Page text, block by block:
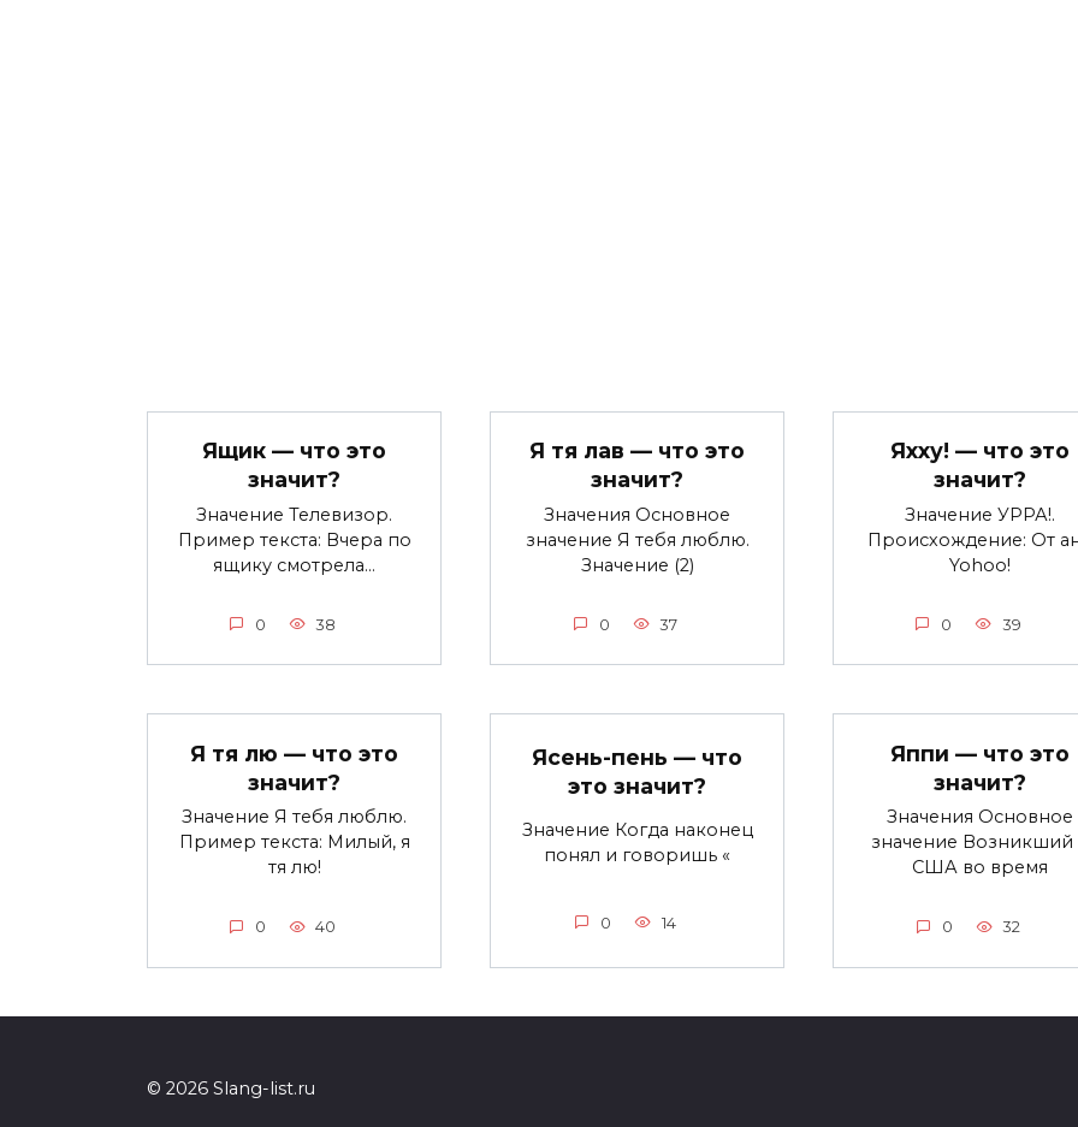
Ящик — что это
значит?
Значение Телевизор.
Пример текста: Вчера по
ящику смотрела…
0 38
Я тя лав — что это
значит?
Значения Основное
значение Я тебя люблю.
Значение (2)
0 37
Яхху! — что это
значит?
Значение УРРА!.
Происхождение: От
Yohoo!
0 39
Я тя лю — что это
значит?
Значение Я тебя люблю.
Пример текста: Милый, я
тя лю!
0 40
Ясень-пень — что
это значит?
Значение Когда наконец
понял и говоришь «
0 14
Яппи — что это
значит?
Значения Основное
значение Возникший
США во время
0 32
© 2026 Slang-list.ru